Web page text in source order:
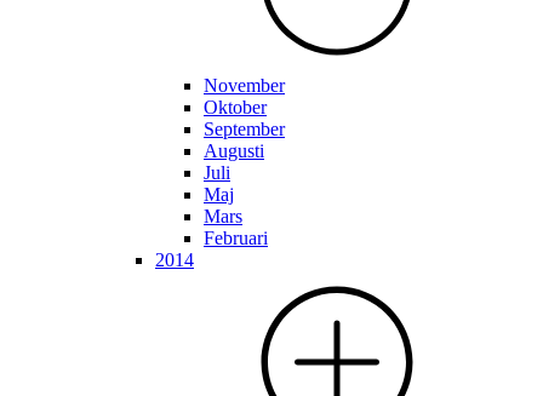
November
Oktober
September
Augusti
Juli
Maj
Mars
Februari
2014